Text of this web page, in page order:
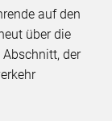
auf den
über die
der